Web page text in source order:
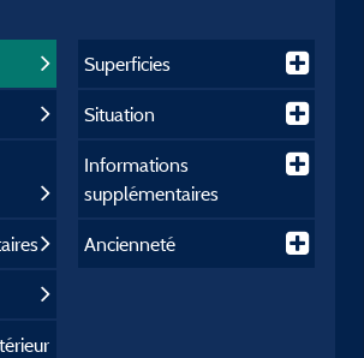
Superficies
Situation
Informations
supplémentaires
Ancienneté